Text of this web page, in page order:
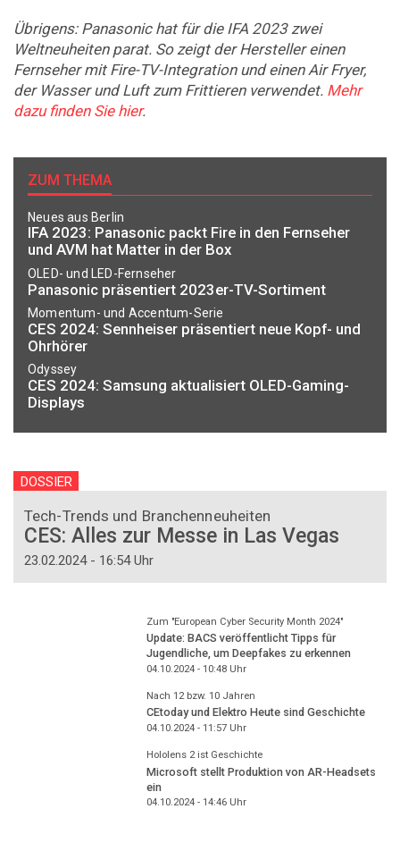
Übrigens: Panasonic hat für die IFA 2023 zwei
Weltneuheiten parat. So zeigt der Hersteller einen
Fernseher mit Fire-TV-Integration und einen Air Fryer,
der Wasser und Luft zum Frittieren verwendet. Mehr
dazu finden Sie hier.
ZUM THEMA
Neues aus Berlin
IFA 2023: Panasonic packt Fire in den Fernseher
und AVM hat Matter in der Box
OLED- und LED-Fernseher
Panasonic präsentiert 2023er-TV-Sortiment
Momentum- und Accentum-Serie
CES 2024: Sennheiser präsentiert neue Kopf- und
Ohrhörer
Odyssey
CES 2024: Samsung aktualisiert OLED-Gaming-
Displays
DOSSIER
Tech-Trends und Branchenneuheiten
CES: Alles zur Messe in Las Vegas
23.02.2024 - 16:54 Uhr
Zum "European Cyber Security Month 2024"
Update: BACS veröffentlicht Tipps für
Jugendliche, um Deepfakes zu erkennen
04.10.2024 - 10:48Uhr
Nach 12 bzw. 10 Jahren
CEtoday und Elektro Heute sind Geschichte
04.10.2024 - 11:57Uhr
Hololens 2 ist Geschichte
Microsoft stellt Produktion von AR-Headsets
ein
04.10.2024 - 14:46Uhr